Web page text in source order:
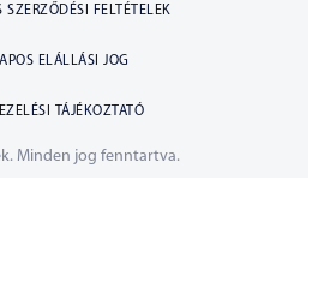
SZERZŐDÉSI FELTÉTELEK
ELÁLLÁSI JOG
TÁJÉKOZTATÓ
Minden jog fenntartva.